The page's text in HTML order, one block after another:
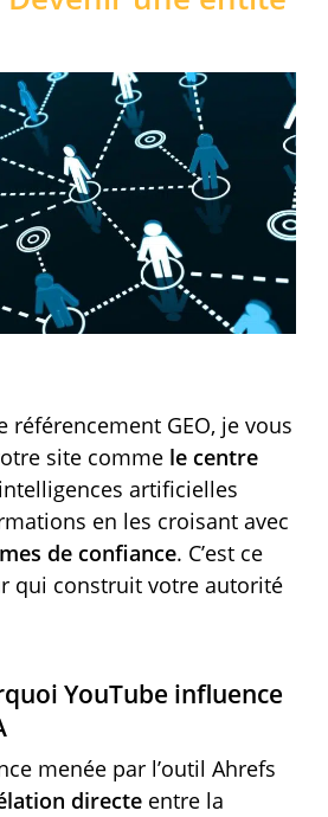
référencement GEO, je vous
site comme le centre
artificielles
en les croisant avec
de confiance. C’est ce
qui construit votre autorité
YouTube influence
menée par l’outil Ahrefs
directeentre la